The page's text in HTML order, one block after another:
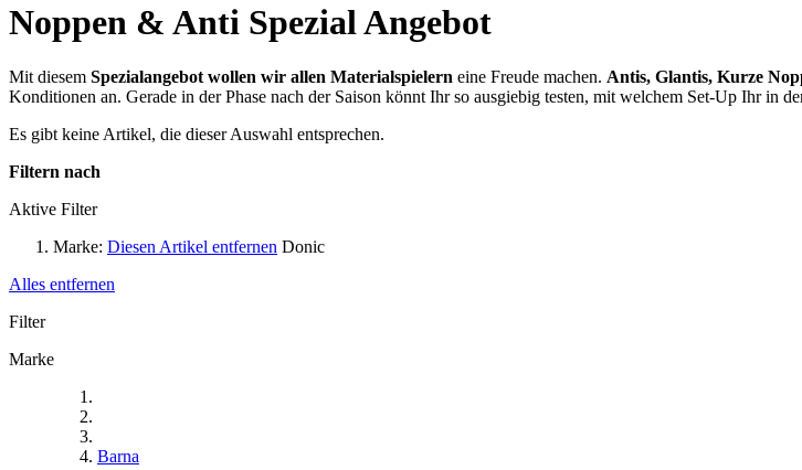
Noppen & Anti Spezial Angebot
Mit diesem Spezialangebot wollen wir allen Materialspielern eine Freude machen. Antis, Glantis, Kurze
Konditionen an. Gerade in der Phase nach der Saison könnt Ihr so ausgiebig testen, mit welchem Set-Up Ihr in
Es gibt keine Artikel, die dieser Auswahl entsprechen.
Filtern nach
Aktive Filter
Marke: Diesen Artikel entfernen Donic
Alles entfernen
Filter
Marke
Barna